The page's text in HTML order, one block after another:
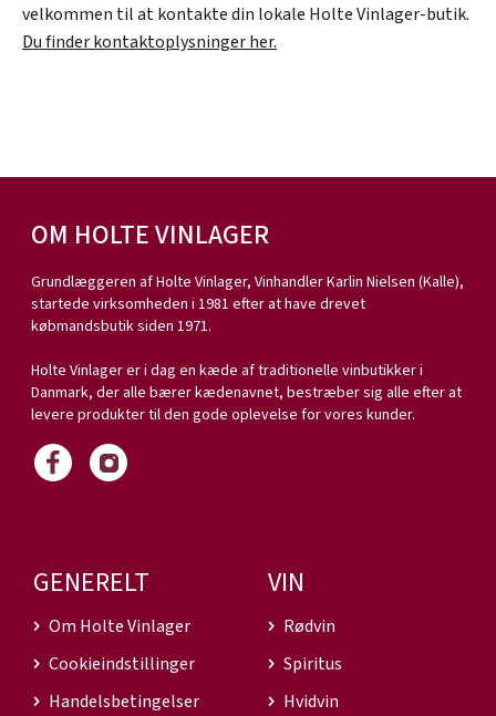
velkommen til at kontakte din lokale Holte Vinlager-butik.
Du finder kontaktoplysninger her.
OM HOLTE VINLAGER
Grundlæggeren af Holte Vinlager, Vinhandler Karlin Nielsen (Kalle),
startede virksomheden i 1981 efter at have drevet
købmandsbutik siden 1971.
Holte Vinlager er i dag en kæde af traditionelle vinbutikker i
Danmark, der alle bærer kædenavnet, bestræber sig alle efter at
levere produkter til den gode oplevelse for vores kunder.
GENERELT
Om Holte Vinlager
Cookieindstillinger
Handelsbetingelser
VIN
Rødvin
Spiritus
Hvidvin